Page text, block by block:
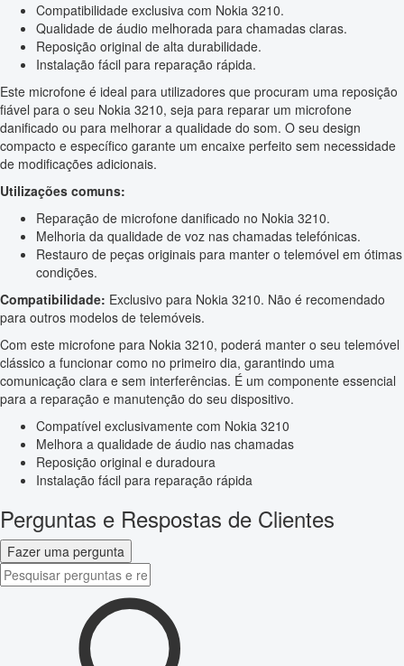
Compatibilidade exclusiva com Nokia 3210.
Qualidade de áudio melhorada para chamadas claras.
Reposição original de alta durabilidade.
Instalação fácil para reparação rápida.
Este microfone é ideal para utilizadores que procuram uma reposição
fiável para o seu Nokia 3210, seja para reparar um microfone
danificado ou para melhorar a qualidade do som. O seu design
compacto e específico garante um encaixe perfeito sem necessidade
de modificações adicionais.
Utilizações comuns:
Reparação de microfone danificado no Nokia 3210.
Melhoria da qualidade de voz nas chamadas telefónicas.
Restauro de peças originais para manter o telemóvel em ótimas
condições.
Compatibilidade: Exclusivo para Nokia 3210. Não é recomendado
para outros modelos de telemóveis.
Com este microfone para Nokia 3210, poderá manter o seu telemóvel
clássico a funcionar como no primeiro dia, garantindo uma
comunicação clara e sem interferências. É um componente essencial
para a reparação e manutenção do seu dispositivo.
Compatível exclusivamente com Nokia 3210
Melhora a qualidade de áudio nas chamadas
Reposição original e duradoura
Instalação fácil para reparação rápida
Perguntas e Respostas de Clientes
Fazer uma pergunta